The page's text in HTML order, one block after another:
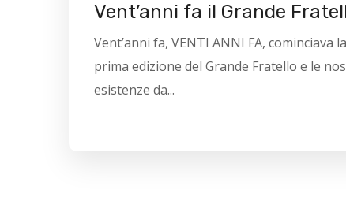
Vent’anni fa il Grande
Vent’anni fa, VENTI ANNI FA, cominciava la
prima edizione del Grande Fratello e le
esistenze da...